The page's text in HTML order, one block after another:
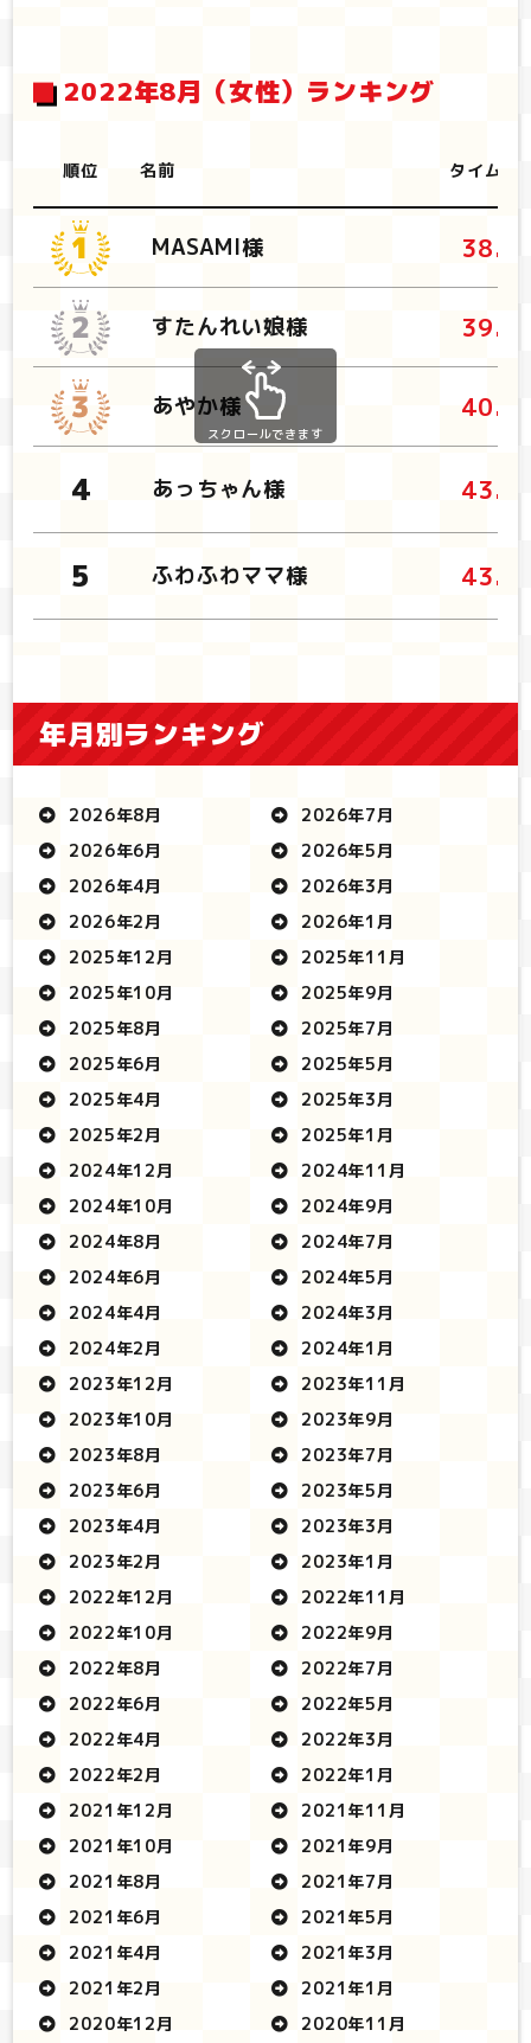
2022年8月（女性）ランキング
順位 名前 タイム
MASAMI様
すたんれい娘様
あやか様
あっちゃん様
ふわふわママ様
スクロールできます
年月別ランキング
2026年8月
2026年7月
2026年6月
2026年5月
2026年4月
2026年3月
2026年2月
2026年1月
2025年12月
2025年11月
2025年10月
2025年9月
2025年8月
2025年7月
2025年6月
2025年5月
2025年4月
2025年3月
2025年2月
2025年1月
2024年12月
2024年11月
2024年10月
2024年9月
2024年8月
2024年7月
2024年6月
2024年5月
2024年4月
2024年3月
2024年2月
2024年1月
2023年12月
2023年11月
2023年10月
2023年9月
2023年8月
2023年7月
2023年6月
2023年5月
2023年4月
2023年3月
2023年2月
2023年1月
2022年12月
2022年11月
2022年10月
2022年9月
2022年8月
2022年7月
2022年6月
2022年5月
2022年4月
2022年3月
2022年2月
2022年1月
2021年12月
2021年11月
2021年10月
2021年9月
2021年8月
2021年7月
2021年6月
2021年5月
2021年4月
2021年3月
2021年2月
2021年1月
2020年12月
2020年11月